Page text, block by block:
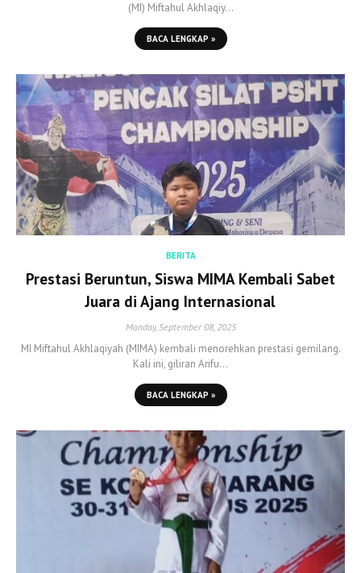
(MI) Miftahul Akhlaqiy…
BACA LENGKAP »
BERITA
Prestasi Beruntun, Siswa MIMA Kembali Sabet
Juara di Ajang Internasional
Monday, September 08, 2025
MI Miftahul Akhlaqiyah (MIMA) kembali menorehkan prestasi gemilang.
Kali ini, giliran Arifu…
BACA LENGKAP »